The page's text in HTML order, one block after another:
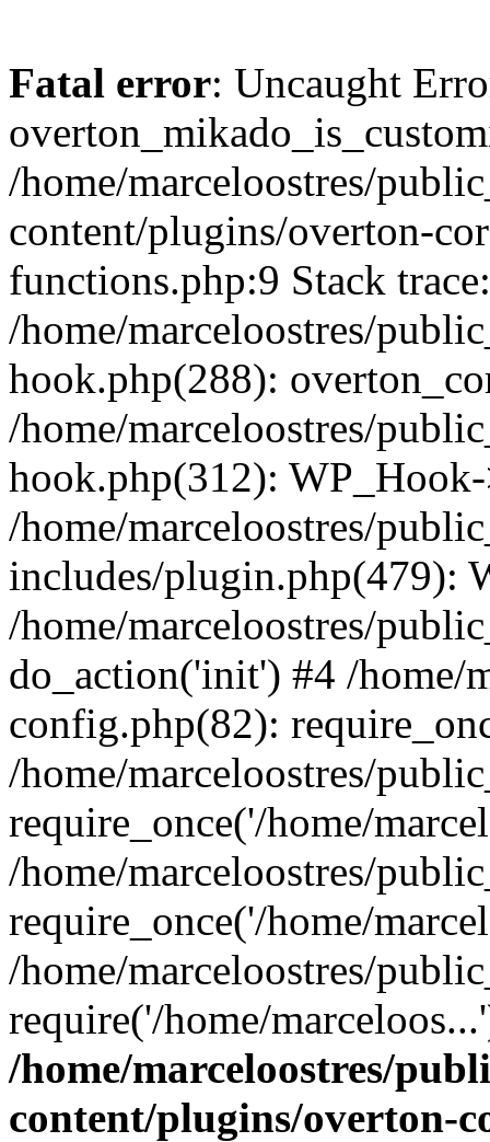
Fatal error: Uncaught
/home/marceloostres/
content/plugins/overton-
functions.php:9 Stack
/home/marceloostres/
hook.php(288):
/home/marceloostres/
hook.php(312):
/home/marceloostres/
includes/plugin.php(479):
/home/marceloostres/
do_action('init') #4 /home/
config.php(82):
/home/marceloostres/
require_once('/home/
/home/marceloostres/
require_once('/home/
/home/marceloostres/
require('/home/
/home/marceloostres/
content/plugins/overton-